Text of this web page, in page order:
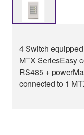
4 Switch
MTX SeriesEasy
RS485 +
connected to 1